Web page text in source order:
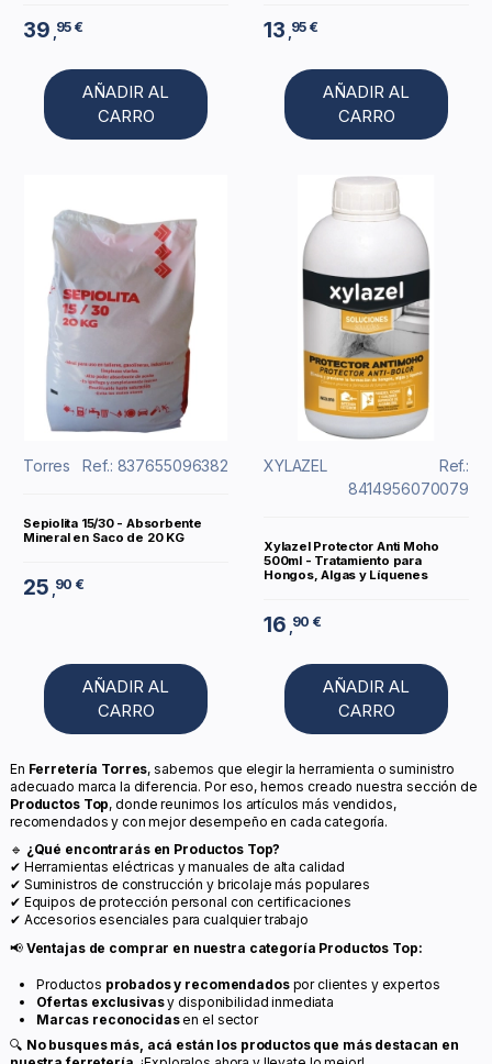
39 ,95 €
AÑADIR AL
CARRO
13 ,95 €
AÑADIR AL
CARRO
Torres Ref.: 837655096382
Sepiolita 15/30 - Absorbente
Mineral en Saco de 20 KG
25 90 €
AÑADIR AL
CARRO
XYLAZEL
Ref.:
8414956070079
Xylazel Protector Anti Moho
500ml - Tratamiento para
Hongos, Algas y Líquenes
16 90 €
AÑADIR AL
CARRO
En Ferretería Torres, sabemos que elegir la herramienta o suministro
adecuado marca la diferencia. Por eso, hemos creado nuestra sección de
Productos Top, donde reunimos los artículos más vendidos,
recomendados y con mejor desempeño en cada categoría.
🔹 ¿Qué encontrarás en Productos Top?
✔ Herramientas eléctricas y manuales de alta calidad
✔ Suministros de construcción y bricolaje más populares
✔ Equipos de protección personal con certificaciones
✔ Accesorios esenciales para cualquier trabajo
📢 Ventajas de comprar en nuestra categoría Productos Top:
Productos probados y recomendadospor clientes y expertos
Ofertas exclusivasy disponibilidad inmediata
Marcas reconocidasen el sector
🔍 No busques más, acá están los productos que más destacan en